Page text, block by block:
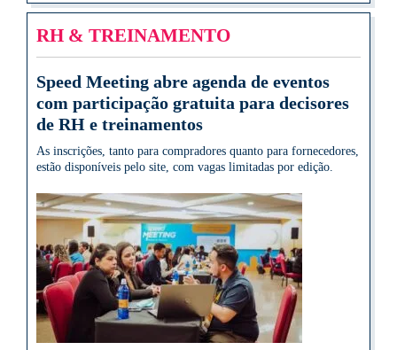
RH & TREINAMENTO
Speed Meeting abre agenda de eventos
com participação gratuita para decisores
de RH e treinamentos
As inscrições, tanto para compradores quanto para fornecedores,
estão disponíveis pelo site, com vagas limitadas por edição.